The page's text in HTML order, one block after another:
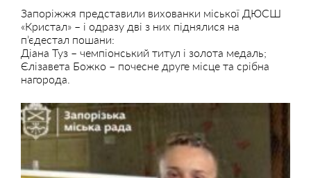
Запоріжжя представили вихованки міської ДЮСШ
«Кристал» – і одразу дві з них піднялися на
п’єдестал пошани:
Діана Туз – чемпіонський титул і золота медаль;
Єлізавета Божко – почесне друге місце та срібна
нагорода.